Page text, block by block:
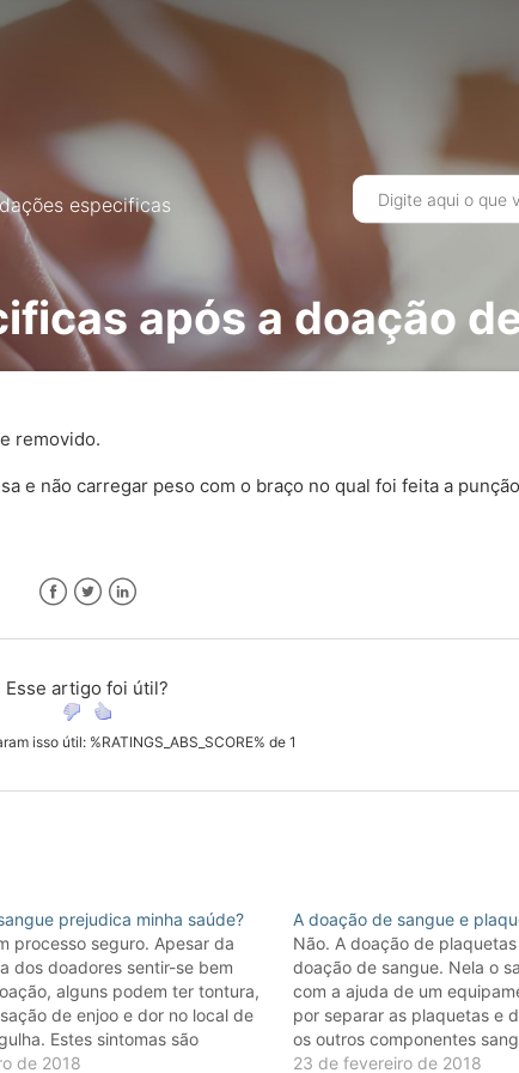
especificas
após a doação
removido.
e não carregar peso com o braço no qual foi feita a
Esse artigo foi útil?
isso útil: %RATINGS_ABS_SCORE% de 1
prejudica minha saúde?
processo seguro. Apesar da
dos doadores sentir-se bem
alguns podem ter tontura,
de enjoo e dor no local de
Estes sintomas são
resolvidos antes do
de 2018
A doação de sangue e
Não. A doação de
doação de sangue. Nela o
com a ajuda de um
por separar as plaquetas e
os outros componentes
de forma concomitante,
23 de fevereiro de 2018